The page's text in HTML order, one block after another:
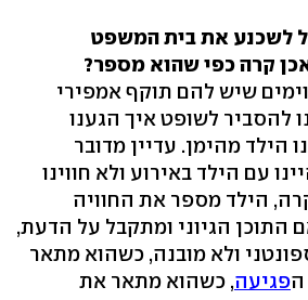
לשכנע את בית המשפט
קרה כפי שהוא מספר?
שיש להם תוקף אמפירי
להסביר לשופט איך הגענו
מהימן. עדיין מדובר
עם הילד באירוע ולא חווינו
הילד מספר את החוויה
התוכן הגיוני ומתקבל על הדעת,
ולא מובנה, כשהוא מתאר
הפגיעה, כשהוא מתאר את